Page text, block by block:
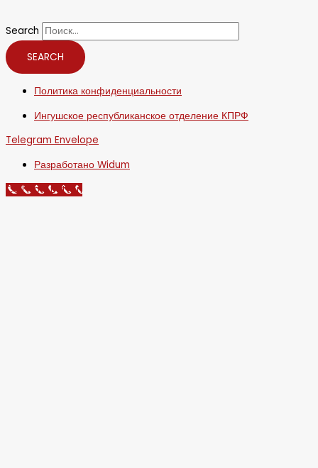
Search
SEARCH
Политика конфиденциальности
Ингушское республиканское отделение КПРФ
Telegram Envelope
Разработано Widum
Call Now Button